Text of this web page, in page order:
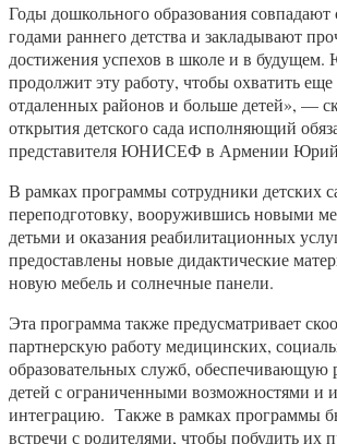
Годы дошкольного образования совпадают
годами раннего детства и закладывают
достижения успехов в школе и в
продолжит эту работу, чтобы охватить
отдаленных районов и больше детей», —
открытия детского сада исполняющий
представителя ЮНИСЕФ в Армении Юрий
В рамках программы сотрудники детских
переподготовку, вооружившись новыми
детьми и оказания реабилитационных
предоставлены новые дидактические
новую мебель и солнечные панели.
Эта программа также предусматривает
партнерскую работу медицинских,
образовательных служб, обеспечивающую
детей с ограниченными возможностями и
интеграцию. Также в рамках программы
встречи с родителями, чтобы побудить их